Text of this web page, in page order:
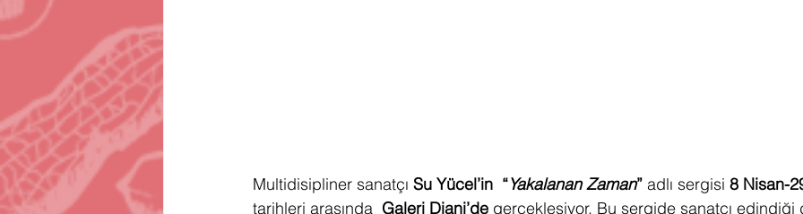
Multidisipliner sanatçı Su Yücel’in “Yakalanan Zaman” adlı sergisi 8 Nisan-
tarihleri arasında Galeri Diani’de gerçekleşiyor. Bu sergide sanatçı edindiği